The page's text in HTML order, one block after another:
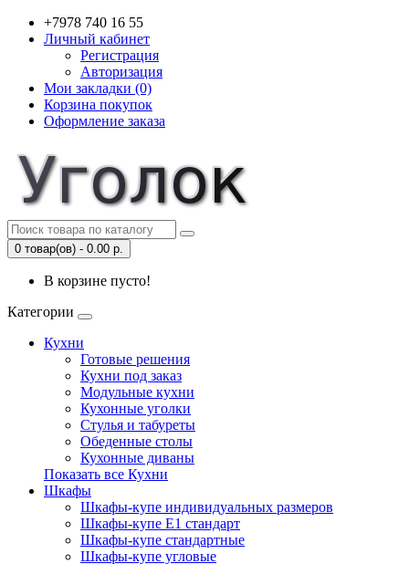
+7978 740 16 55
Личный кабинет
Регистрация
Авторизация
Мои закладки (0)
Корзина покупок
Оформление заказа
0 товар(ов) - 0.00 р.
В корзине пусто!
Категории
Кухни
Готовые решения
Кухни под заказ
Модульные кухни
Кухонные уголки
Стулья и табуреты
Обеденные столы
Кухонные диваны
Показать все Кухни
Шкафы
Шкафы-купе индивидуальных размеров
Шкафы-купе Е1 стандарт
Шкафы-купе стандартные
Шкафы-купе угловые